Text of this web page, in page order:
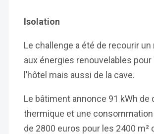
Isolation
Le challenge a été de recourir
aux énergies renouvelables pour
l’hôtel mais aussi de la cave.
Le bâtiment annonce 91 kWh de
thermique et une
de 2800 euros pour les 2400 m²